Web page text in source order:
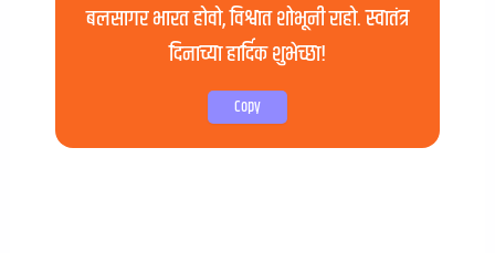
बलसागर भारत होवो, विश्वात शोभूनी राहो. स्वातंत्र
दिनाच्या हार्दिक शुभेच्छा!
Copy